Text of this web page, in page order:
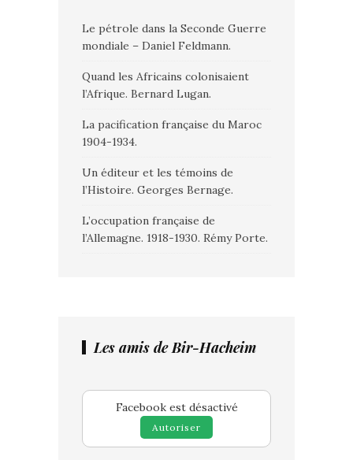
Le pétrole dans la Seconde Guerre
mondiale – Daniel Feldmann.
Quand les Africains colonisaient
l’Afrique. Bernard Lugan.
La pacification française du Maroc
1904-1934.
Un éditeur et les témoins de
l’Histoire. Georges Bernage.
L’occupation française de
l’Allemagne. 1918-1930. Rémy Porte.
Les amis de Bir-Hacheim
Facebook est désactivé
Autoriser